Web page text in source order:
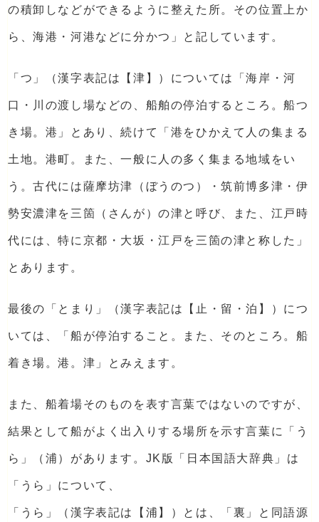
の積卸しなどができるように整えた所。その位置上か
ら、海港・河港などに分かつ」と記しています。
「つ」（漢字表記は【津】）については「海岸・河
口・川の渡し場などの、船舶の停泊するところ。船つ
き場。港」とあり、続けて「港をひかえて人の集まる
土地。港町。また、一般に人の多く集まる地域をい
う。古代には薩摩坊津（ぼうのつ）・筑前博多津・伊
勢安濃津を三箇（さんが）の津と呼び、また、江戸時
代には、特に京都・大坂・江戸を三箇の津と称した」
とあります。
最後の「とまり」（漢字表記は【止・留・泊】）につ
いては、「船が停泊すること。また、そのところ。船
着き場。港。津」とみえます。
また、船着場そのものを表す言葉ではないのですが、
結果として船がよく出入りする場所を示す言葉に「う
ら」（浦）があります。JK版「日本国語大辞典」は
「うら」について、
「うら」（漢字表記は【浦】）とは、「裏」と同語源